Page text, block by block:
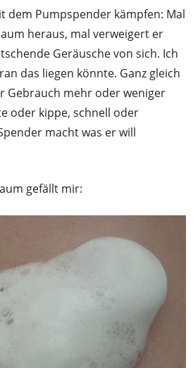
dem Pumpspender kämpfen: Mal
heraus, mal verweigert er
Geräusche von sich. Ich
das liegen könnte. Ganz gleich
Gebrauch mehr oder weniger
oder kippe, schnell oder
macht was er will
gefällt mir: